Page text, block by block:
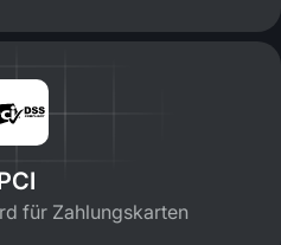
für Zahlungskarten